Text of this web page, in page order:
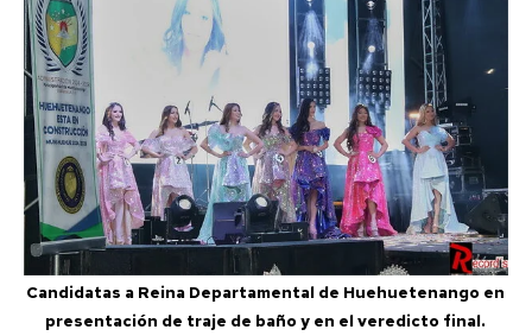
Candidatas a Reina Departamental de Huehuetenango en
presentación de traje de baño y en el veredicto final.